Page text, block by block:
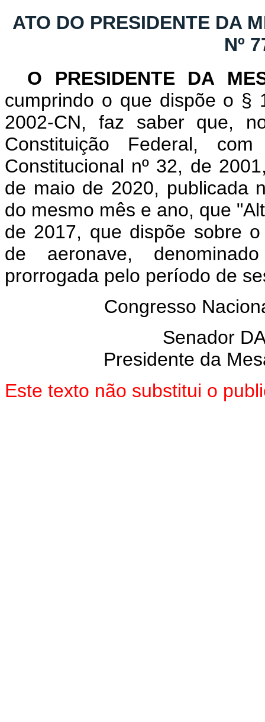
ATO DO PRESIDENTE DA
Nº
O PRESIDENTE DA
cumprindo o que dispõe o §
2002-CN, faz saber que,
Constituição Federal,
Constitucional nº 32, de
de maio de 2020, publicada
do mesmo mês e ano, que
de 2017, que dispõe sobre
de aeronave,
prorrogada pelo período de
Congresso
Senador
Presidente da
Este texto não substitui o